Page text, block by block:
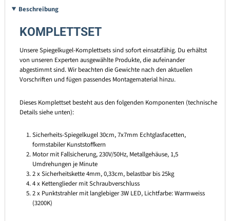
Beschreibung
KOMPLETTSET
Unsere Spiegelkugel-Komplettsets sind sofort einsatzfähig. Du erhältst
von unseren Experten ausgewählte Produkte, die aufeinander
abgestimmt sind. Wir beachten die Gewichte nach den aktuellen
Vorschriften und fügen passendes Montagematerial hinzu.
Dieses Komplettset besteht aus den folgenden Komponenten (technische
Details siehe unten):
Sicherheits-Spiegelkugel 30cm, 7x7mm Echtglasfacetten,
formstabiler Kunststoffkern
Motor mit Fallsicherung, 230V/50Hz, Metallgehäuse, 1,5
Umdrehungen je Minute
2 x Sicherheitskette 4mm, 0,33cm, belastbar bis 25kg
4 x Kettenglieder mit Schraubverschluss
2 x Punktstrahler mit langlebiger 3W LED, Lichtfarbe: Warmweiss
(3200K)